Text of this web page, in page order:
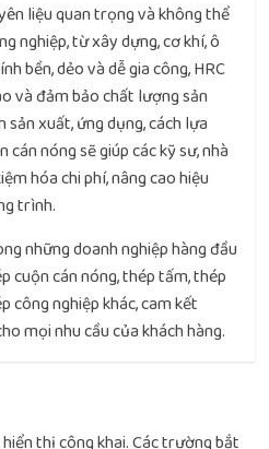
liệu quan trọng và không thể
nghiệp, từ xây dựng, cơ khí, ô
bền, dẻo và dễ gia công, HRC
và đảm bảo chất lượng sản
xuất, ứng dụng, cách lựa
nóng sẽ giúp các kỹ sư, nhà
hóa chi phí, nâng cao hiệu
trình.
những doanh nghiệp hàng đầu
cuộn cán nóng, thép tấm, thép
công nghiệp khác, cam kết
mọi nhu cầu của khách hàng.
thị công khai.Các trường bắt